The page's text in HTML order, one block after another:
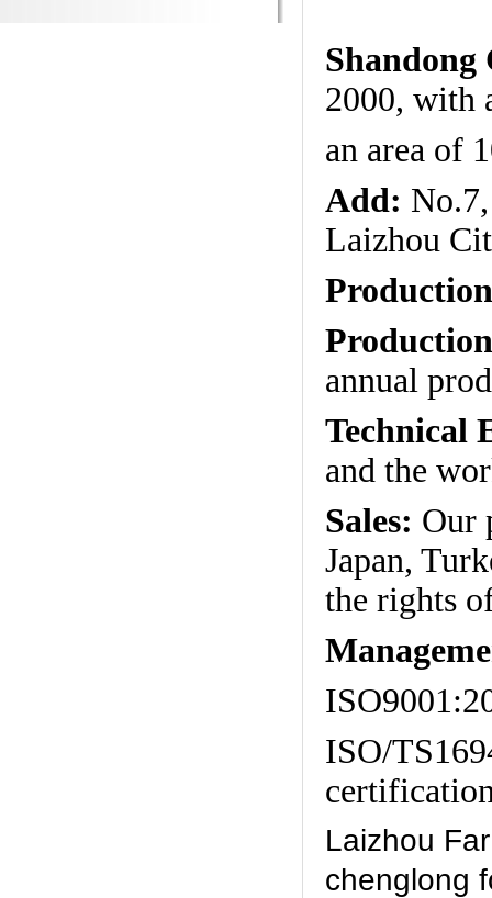
2000, with
an area of
Add:
Laizhou
annual
Technical
and the
Sales: Our
Japan,
the rights
ISO/
Laizhou
chenglong